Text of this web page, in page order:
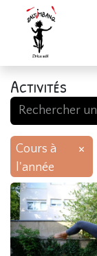
Activités
Cours à
l'année
×